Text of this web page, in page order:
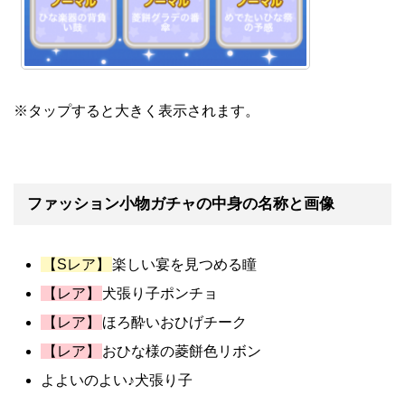
※タップすると大きく表示されます。
ファッション小物ガチャの中身の名称と画像
【Sレア】
楽しい宴を見つめる瞳
【レア】
犬張り子ポンチョ
【レア】
ほろ酔いおひげチーク
【レア】
おひな様の菱餅色リボン
よよいのよい♪犬張り子